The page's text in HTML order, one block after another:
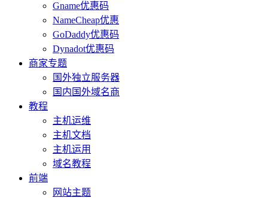
Gname优惠码
NameCheap优惠
GoDaddy优惠码
Dynadot优惠码
商家专题
国外独立服务器
国内国外域名商
教程
主机运维
主机文档
主机运用
域名教程
前端
网站主题